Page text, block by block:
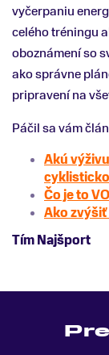
vyčerpaniu
celého tréningu
oboznámení so
ako správne
pripravení na
Páčil sa vám
Akú
Čo je to
Ako
Tím Najšport